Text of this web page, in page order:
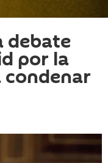
debate
por la
condenar